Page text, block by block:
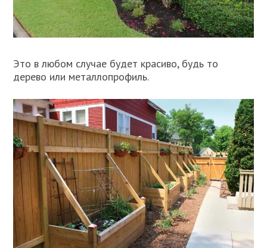
Это в любом случае будет красиво, будь то
дерево или металлопрофиль.